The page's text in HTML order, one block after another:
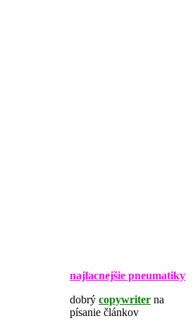
najlacnejšie pneumatiky
dobrý copywriter na
písanie článkov